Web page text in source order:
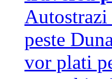
Autostrazi
peste
vor plati